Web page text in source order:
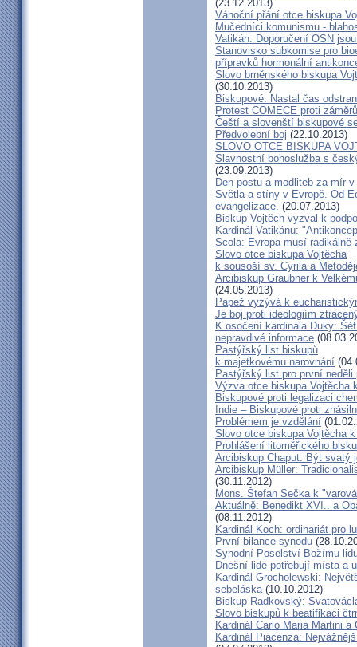
(23.12.2013)
Vánoční přání otce biskupa
Mučedníci komunismu -
Vatikán: Doporučení OSN
Stanovisko subkomise pro
přípravků hormonální
Slovo brněnského biskupa
(30.10.2013)
Biskupové: Nastal čas
Protest COMECE proti
Čeští a slovenští biskupové
Předvolební boj (22.10.2013)
SLOVO OTCE BISKUPA
Slavnostní bohoslužba s
(23.09.2013)
Den postu a modliteb za mír
Světla a stíny v Evropě. Od
evangelizace. (20.07.2013)
Biskup Vojtěch vyzval k
Kardinál Vatikánu:
Scola: Evropa musí
Slovo otce biskupa Vojtěcha
k sousoší sv. Cyrila a
Arcibiskup Graubner k
(24.05.2013)
Papež vyzývá k
Je boj proti ideologiím
K osočení kardinála Duky:
nepravdivé informace
Pastýřský list biskupů
k majetkovému narovnání
Pastýřský list pro první neděli
Výzva otce biskupa Vojtěcha
Biskupové proti legalizaci
Indie – Biskupové proti
Problémem je vzdělání
Slovo otce biskupa Vojtěcha
Prohlášení litoměřického
Arcibiskup Chaput: Být svatý
Arcibiskup Müller:
(30.11.2012)
Mons. Štefan Sečka k
Aktuálně: Benedikt XVI.. a
(08.11.2012)
Kardinál Koch: ordinariát pro
První bilance synodu
Synodní Poselství Božímu
Dnešní lidé potřebují místa a
Kardinál Grocholewski:
sebeláska(10.10.2012)
Biskup Radkovský:
Slovo biskupů k beatifikaci
Kardinál Carlo Maria Martini
Kardinál Piacenza: